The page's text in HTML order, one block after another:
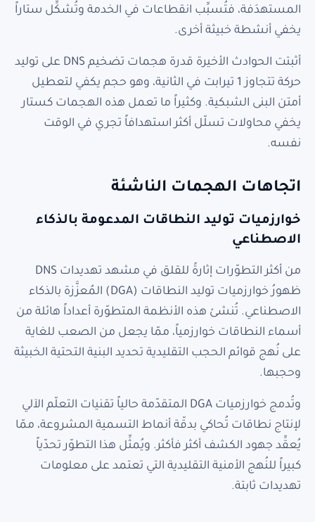
المستهدَفة، فتُسبِّب انقطاعات في الخدمة وتُشكِّل ستاراً
يخفي أنشطة خبيثة أخرى.
أثبتت الحوادث الأخيرة قدرة هجمات تضخيم DNS على توليد
حركة تتجاوز 1 تيرابت في الثانية، وهو حجم يكفي لتعطيل
أمتن البنى الشبكية. وكثيراً ما تعمل هذه الهجمات كستار
يخفي محاولات تسلّل أكثر استهدافاً تجري في الوقت
نفسه.
اتجاهات الهجمات الناشئة
خوارزميات توليد النطاقات المدعومة بالذكاء
الاصطناعي
من أكثر التطوّرات إثارةً للقلق في مشهد تهديدات DNS
ظهورُ خوارزميات توليد النطاقات (DGA) المُعزَّزة بالذكاء
الاصطناعي. تُنشئ هذه الأنظمة المتطوّرة أعداداً هائلة من
أسماء النطاقات خوارزمياً، ممّا يجعل من الصعب للغاية
على نُهج قوائم الحجب التقليدية تحديد البنية التحتية الخبيثة
وحجبها.
وتُدمج خوارزميات DGA المتقدّمة حالياً تقنيات التعلّم الآلي
لإنتاج نطاقات تُحاكي بدقّة أنماط التسمية المشروعة، ممّا
يُعقِّد جهود الكشف أكثر فأكثر. ويُمثِّل هذا التطوّر تحدّياً
كبيراً للنُهج الأمنية التقليدية التي تعتمد على معلومات
تهديدات ثابتة.